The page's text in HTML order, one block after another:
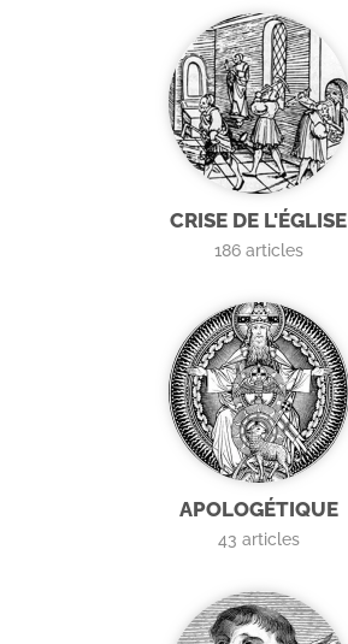
CRISE DE L'ÉGLISE
186articles
APOLOGÉTIQUE
43 articles